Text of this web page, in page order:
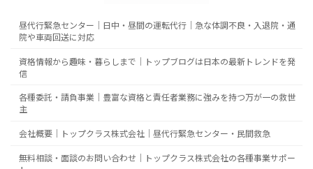
昼代行緊急センター｜日中・昼間の運転代行｜急な体調不良・入退院・通
院や車両回送に対応
資格情報から趣味・暮らしまで｜トップブログは日本の最新トレンドを発
信
各種委託・請負事業｜豊富な資格と責任者業務に強みを持つ万が一の救世
主
会社概要｜トップクラス株式会社｜昼代行緊急センター・民間救急
無料相談・面談のお問い合わせ｜トップクラス株式会社の各種事業サポー